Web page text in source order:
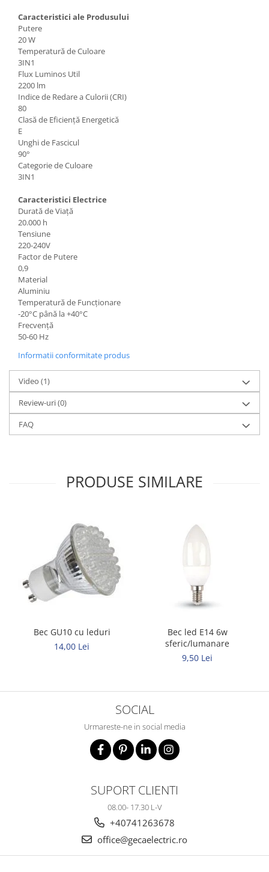
Caracteristici ale Produsului
Putere
20 W
Temperatură de Culoare
3IN1
Flux Luminos Util
2200 lm
Indice de Redare a Culorii (CRI)
80
Clasă de Eficiență Energetică
E
Unghi de Fascicul
90°
Categorie de Culoare
3IN1
Caracteristici Electrice
Durată de Viață
20.000 h
Tensiune
220-240V
Factor de Putere
0,9
Material
Aluminiu
Temperatură de Funcționare
-20°C până la +40°C
Frecvență
50-60 Hz
Informatii conformitate produs
Video (1)
Review-uri(0)
FAQ
PRODUSE SIMILARE
Bec GU10 cu leduri
14,00 Lei
Bec led E14 6w
sferic/lumanare
9,50 Lei
SOCIAL
Urmareste-ne in social media
SUPORT CLIENTI
08.00- 17.30 L-V
+40741263678
office@gecaelectric.ro